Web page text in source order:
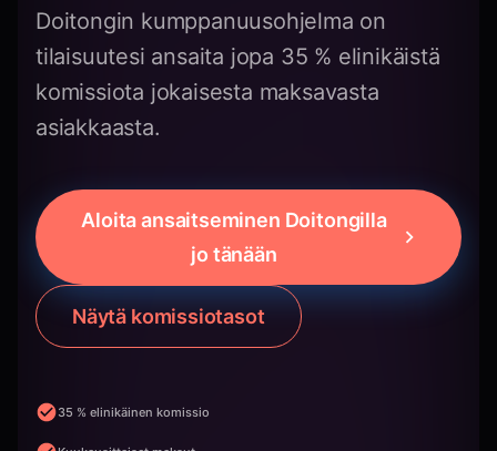
Doitongin kumppanuusohjelma on
tilaisuutesi ansaita jopa 35 % elinikäistä
komissiota jokaisesta maksavasta
asiakkaasta.
Aloita ansaitseminen Doitongilla
jo tänään
Näytä komissiotasot
35 % elinikäinen komissio